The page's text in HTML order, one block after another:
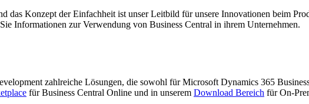
das Konzept der Einfachheit ist unser Leitbild für unsere Innovationen beim
Informationen zur Verwendung von Business Central in ihrem Unternehmen.
zahlreiche Lösungen, die sowohl für Microsoft Dynamics 365
für Business Central Online und in unserem Download Bereich für On-